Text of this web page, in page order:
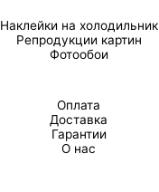
Наклейки на холодильник
Репродукции картин
Фотообои
Оплата
Доставка
Гарантии
О нас